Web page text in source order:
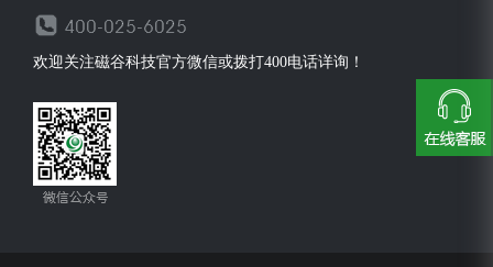
欢迎关注磁谷科技官方微信或拨打400电话详询！